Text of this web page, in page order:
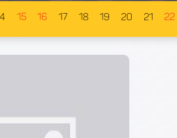
15 16 17 18 19 20 21 22